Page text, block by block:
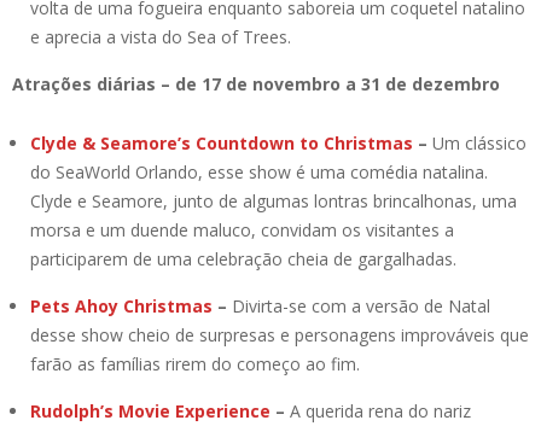
volta de uma fogueira enquanto saboreia um coquetel natalino
e aprecia a vista do Sea of Trees.
Atrações diárias – de 17 de novembro a 31 de dezembro
Clyde & Seamore’s Countdown to Christmas – Um clássico
do SeaWorld Orlando, esse show é uma comédia natalina.
Clyde e Seamore, junto de algumas lontras brincalhonas, uma
morsa e um duende maluco, convidam os visitantes a
participarem de uma celebração cheia de gargalhadas.
Pets Ahoy Christmas – Divirta-se com a versão de Natal
desse show cheio de surpresas e personagens improváveis que
farão as famílias rirem do começo ao fim.
Rudolph’s Movie Experience – A querida rena do nariz